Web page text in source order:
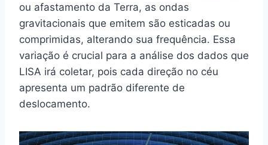
ou afastamento da Terra, as ondas
gravitacionais que emitem são esticadas ou
comprimidas, alterando sua frequência. Essa
variação é crucial para a análise dos dados que
LISA irá coletar, pois cada direção no céu
apresenta um padrão diferente de
deslocamento.